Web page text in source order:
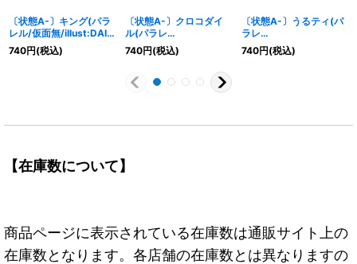
〔状態A-〕キング(パラ
レル/仮面無/illust:DAI-
XT.)【SR/P】{OP01-
096}
740円(税込)
〔状態A-〕クロコダイ
ル(パラレ
ル/illust:tatsuya)
【SR/P】{OP01-067}
740円(税込)
〔状態A-〕うるティ(パ
ラレ
ル/illust:NIJIMAARC)
【R/P】{OP01-093}
740円(税込)
【在庫数について】
商品ページに表示されている在庫数は通販サイト上の
在庫数となります。各店舗の在庫数とは異なりますの